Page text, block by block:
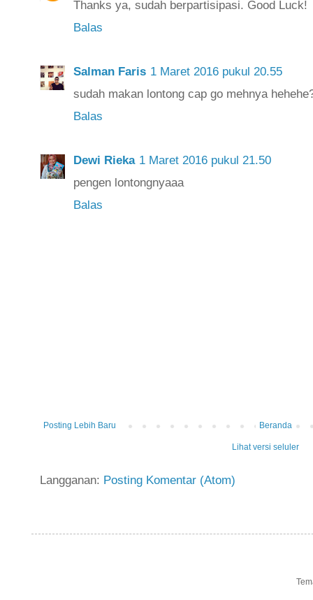
Thanks ya, sudah berpartisipasi. Good Luck!
Balas
Salman Faris 1 Maret 2016 pukul 20.55
sudah makan lontong cap go mehnya
Balas
Dewi Rieka 1 Maret 2016 pukul 21.50
pengen lontongnyaaa
Balas
Posting Lebih Baru Beranda
Lihat versi seluler
Langganan: Posting Komentar (Atom)